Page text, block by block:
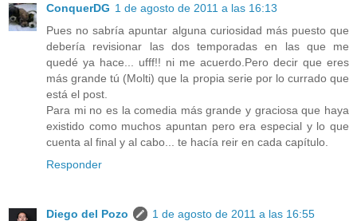
ConquerDG 1 de agosto de 2011 a las 16:13
Pues no sabría apuntar alguna curiosidad más puesto que
debería revisionar las dos temporadas en las que me
quedé ya hace... ufff!! ni me acuerdo.Pero decir que eres
más grande tú (Molti) que la propia serie por lo currado que
está el post.
Para mi no es la comedia más grande y graciosa que haya
existido como muchos apuntan pero era especial y lo que
cuenta al final y al cabo... te hacía reir en cada capítulo.
Responder
Diego del Pozo
1 de agosto de 2011 a las 16:55